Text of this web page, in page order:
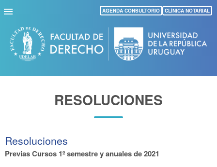
Pasar
al
contenido
principal
AGENDA CONSULTORIO CLÍNICA NOTARIAL
RESOLUCIONES
Resoluciones
Previas Cursos 1º semestre y anuales de 2021